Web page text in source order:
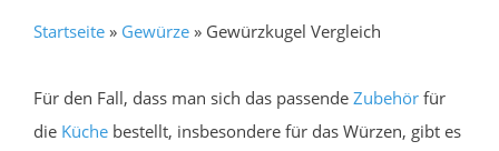
Startseite » Gewürze » Gewürzkugel Vergleich
Für den Fall, dass man sich das passende Zubehör für
die Küche bestellt, insbesondere für das Würzen, gibt es